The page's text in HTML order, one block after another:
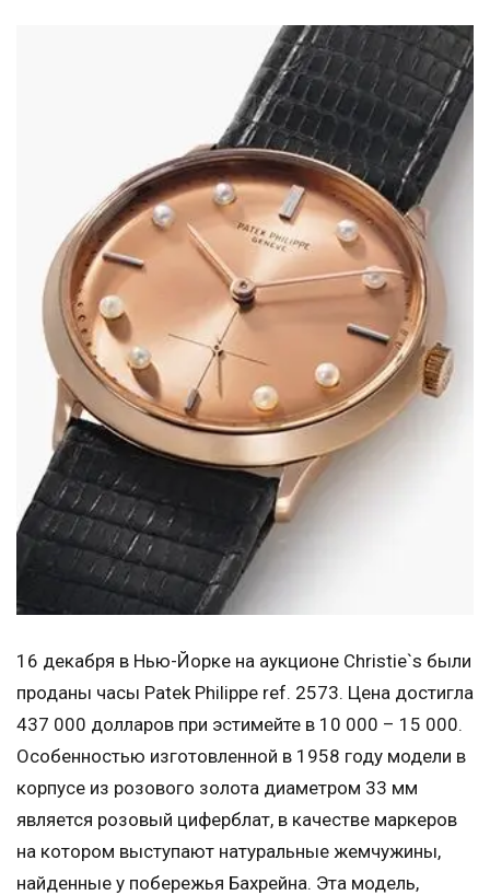
16 декабря в Нью-Йорке на аукционе Christie`s были
проданы часы Patek Philippe ref. 2573. Цена достигла
437 000 долларов при эстимейте в 10 000 – 15 000.
Особенностью изготовленной в 1958 году модели в
корпусе из розового золота диаметром 33 мм
является розовый циферблат, в качестве маркеров
на котором выступают натуральные жемчужины,
найденные у побережья Бахрейна. Эта модель,